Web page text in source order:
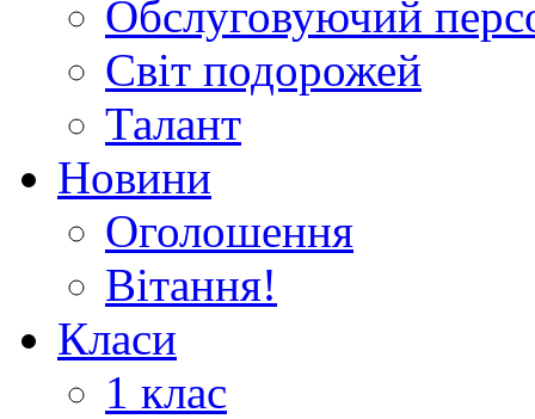
Обслуговуючий
Світ подорожей
Талант
Новини
Оголошення
Вітання!
Класи
1 клас